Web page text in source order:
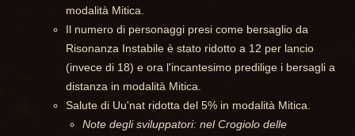
modalità Mitica.
Il numero di personaggi presi come bersaglio da
Risonanza Instabile è stato ridotto a 12 per lancio
(invece di 18) e ora l'incantesimo predilige i bersagli a
distanza in modalità Mitica.
Salute di Uu'nat ridotta del 5% in modalità Mitica.
Note degli sviluppatori: nel Crogiolo delle